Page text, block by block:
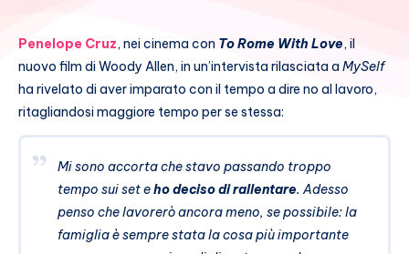
Penelope Cruz, nei cinema con To Rome With Love, il
nuovo film di Woody Allen, in un’intervista rilasciata a MySelf
ha rivelato di aver imparato con il tempo a dire no al lavoro,
ritagliandosi maggiore tempo per se stessa:
Mi sono accorta che stavo passando troppo
tempo sui set eho deciso di rallentare. Adesso
penso che lavorerò ancora meno, se possibile: la
famiglia è sempre stata la cosa più importante